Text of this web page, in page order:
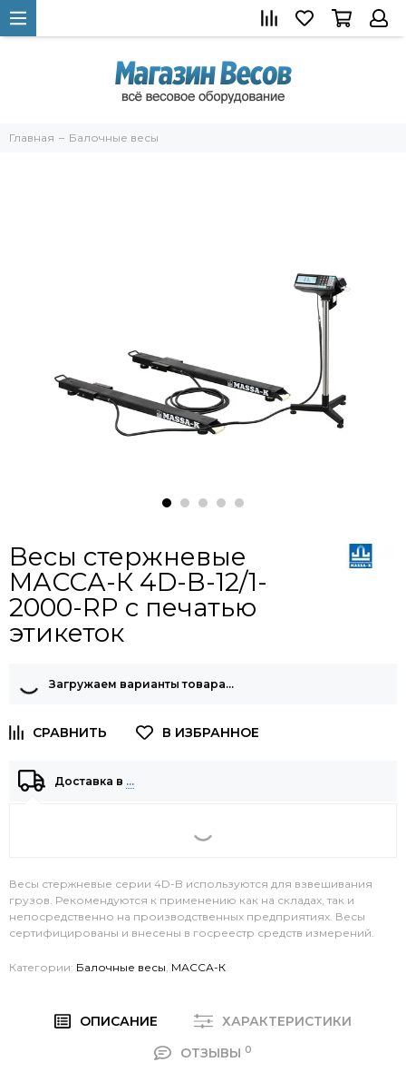
Главная Балочные весы
Весы стержневые
МАССА-К 4D-B-12/1-
2000-RP с печатью
этикеток
Загружаем варианты товара…
Доставка в …
Весы стержневые серии 4D-B используются для взвешивания
грузов. Рекомендуются к применению как на складах, так и
непосредственно на производственных предприятиях. Весы
сертифицированы и внесены в госреестр средств измерений.
Категории: Балочные весы, МАССА-К
ОПИСАНИЕ
ХАРАКТЕРИСТИКИ
ОТЗЫВЫ 0